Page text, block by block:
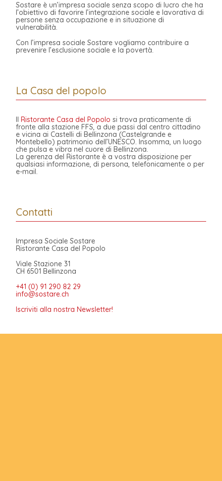
Sostare è un’impresa sociale senza scopo di lucro che ha
l’obiettivo di favorire l’integrazione sociale e lavorativa di
persone senza occupazione e in situazione di
vulnerabilità.
Con l’impresa sociale Sostare vogliamo contribuire a
prevenire l’esclusione sociale e la povertà.
La Casa del popolo
Il Ristorante Casa del Popolo si trova praticamente di
fronte alla stazione FFS, a due passi dal centro cittadino
e vicina ai Castelli di Bellinzona (Castelgrande e
Montebello) patrimonio dell’UNESCO. Insomma, un luogo
che pulsa e vibra nel cuore di Bellinzona.
La gerenza del Ristorante è a vostra disposizione per
qualsiasi informazione, di persona, telefonicamente o per
e-mail.
Contatti
Impresa Sociale Sostare
Ristorante Casa del Popolo
Viale Stazione 31
CH 6501 Bellinzona
+41 (0) 91 290 82 29
info@sostare.ch
Iscriviti alla nostra Newsletter!